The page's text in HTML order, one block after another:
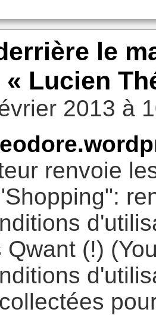
le
Lucien
2013 à
renvoie
Qwant (!)